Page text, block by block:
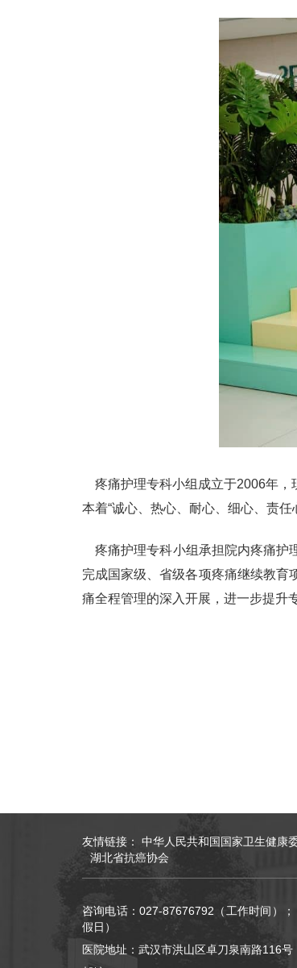
疼痛护理专科小组成立于2006年，
本着“诚心、热心、耐心、细心、责
疼痛护理专科小组承担院内疼痛护
完成国家级、省级各项疼痛继续教育
痛全程管理的深入开展，进一步提升
友情链接： 中华人民共和国国家卫生健康
湖北省抗癌协会
咨询电话：027-87676792（工作时间）
假日）
医院地址：武汉市洪山区卓刀泉南路116号